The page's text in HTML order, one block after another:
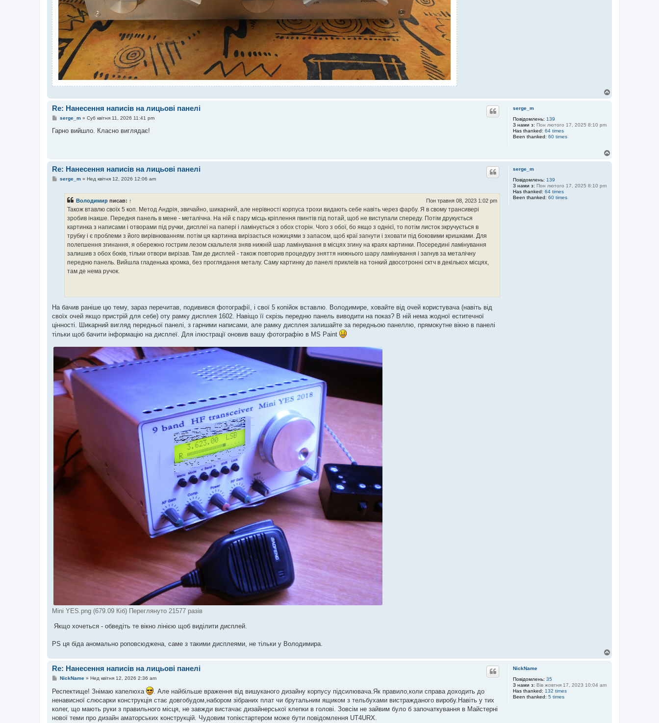
serge_m
Повідомлень: 139
З нами з: Пон лютого 17, 2025 8:10 pm
Has thanked: 64 times
Been thanked: 60 times
Re: Нанесення написів на лицьові панелі
П
в
і
н
я
serge_m» Суб квітня 11, 2026 11:41 pm
Гарно вийшло. Класно виглядає!
serge_m
Повідомлень: 139
З нами з: Пон лютого 17, 2025 8:10 pm
Has thanked: 64 times
Been thanked: 60 times
Re: Нанесення написів на лицьові панелі
Пserge_m» Нед квітня 12, 2026 12:06 am
Володимир писав: ↑ Пон травня 08, 2023 1:02 pm
Також втавлю своїх 5 коп. Метод Андрія, звичайно, шикарний, але нерівності корпуса трохи видають себе навіть через фарбу. Я в свому трансивері
зробив інакше. Передня панель в мене - металічна. На ній є пару місць кріплення гвинтів під потай, щоб не виступали спереду. Потім друкується
картинка з написами і отворами під ручки, дисплеї на папері і ламінується з обох сторін. Чого з обої, бо якщо з однієї, то потім листок зкручується в
трубку і є проблеми з його вирівнюванням. потім ця картинка вирізається ножицями з запасом, щоб краї загнути і зховати під боковими кришками. Для
полегшення згинання, я обережно гострим лезом скальпеля зняв нижній шар ламінування в місцях згину на краях картинки. Посередині ламінування
залишив з обох боків, тільки отвори вирізав. Там де дисплей - також повторив процедуру зняття нижнього шару ламінування і загнув за металічну
передню панель. Вийшла гладенька кромка, без проглядання металу. Саму картинку до панелі приклеїв на тонкий двосотронні сктч в декількох місцях,
там де нема ручок.
На бачив раніше цю тему, зараз перечитав, подивився фотографії, і свої 5 копійок вставлю. Володимире, ховайте від очей користувача (навіть від
своїх очей якщо пристрій для себе) оту рамку дисплея 1602. Навіщо її скрізь передню панель виводити на показ? В ній нема жодної еститечної
цінності. Шикарний вигляд передньої панелі, з гарними написами, але рамку дисплея залишайте за передньою панеллю, прямокутне вікно в панелі
тільки щоб бачити інформацію на дисплеї. Для ілюстрації оновив вашу фотографію в MS Paint
Mini YES.png (679.09 Кіб) Переглянуто 21577 разів
Якщо хочеться - обведіть те вікно лінією щоб виділити дисплей.
PS ця біда аномально роповсюджена, саме з такими дисплеями, не тільки у Володимира.
NickName
Повідомлень: 35
З нами з: Вів жовтня 17, 2023 10:04 am
Has thanked: 132 times
Been thanked: 5 times
Re: Нанесення написів на лицьові панелі
П
в
і
д
о
м
л
NickName» Нед квітня 12, 2026 2:36 am
Респектище! Знімаю капелюха
. Але найбільше враження від вишуканого дизайну корпусу підсилювача.Як правило,коли справа доходить до
ненависної слюсарки конструкція стає довгобудом,набором зібраних плат чи брутальним ящиком з тельбухами вистражданого виробу.Навіть у тих
колег, що мають руки з правильного місця, не завжди вистачає дизайнерської клепки в голові. Зовсім не зайвим було б започаткування в Майстерні
нової теми про дизайн аматорських конструкцій. Чудовим топікстартером може бути повідомлення UT4URX.